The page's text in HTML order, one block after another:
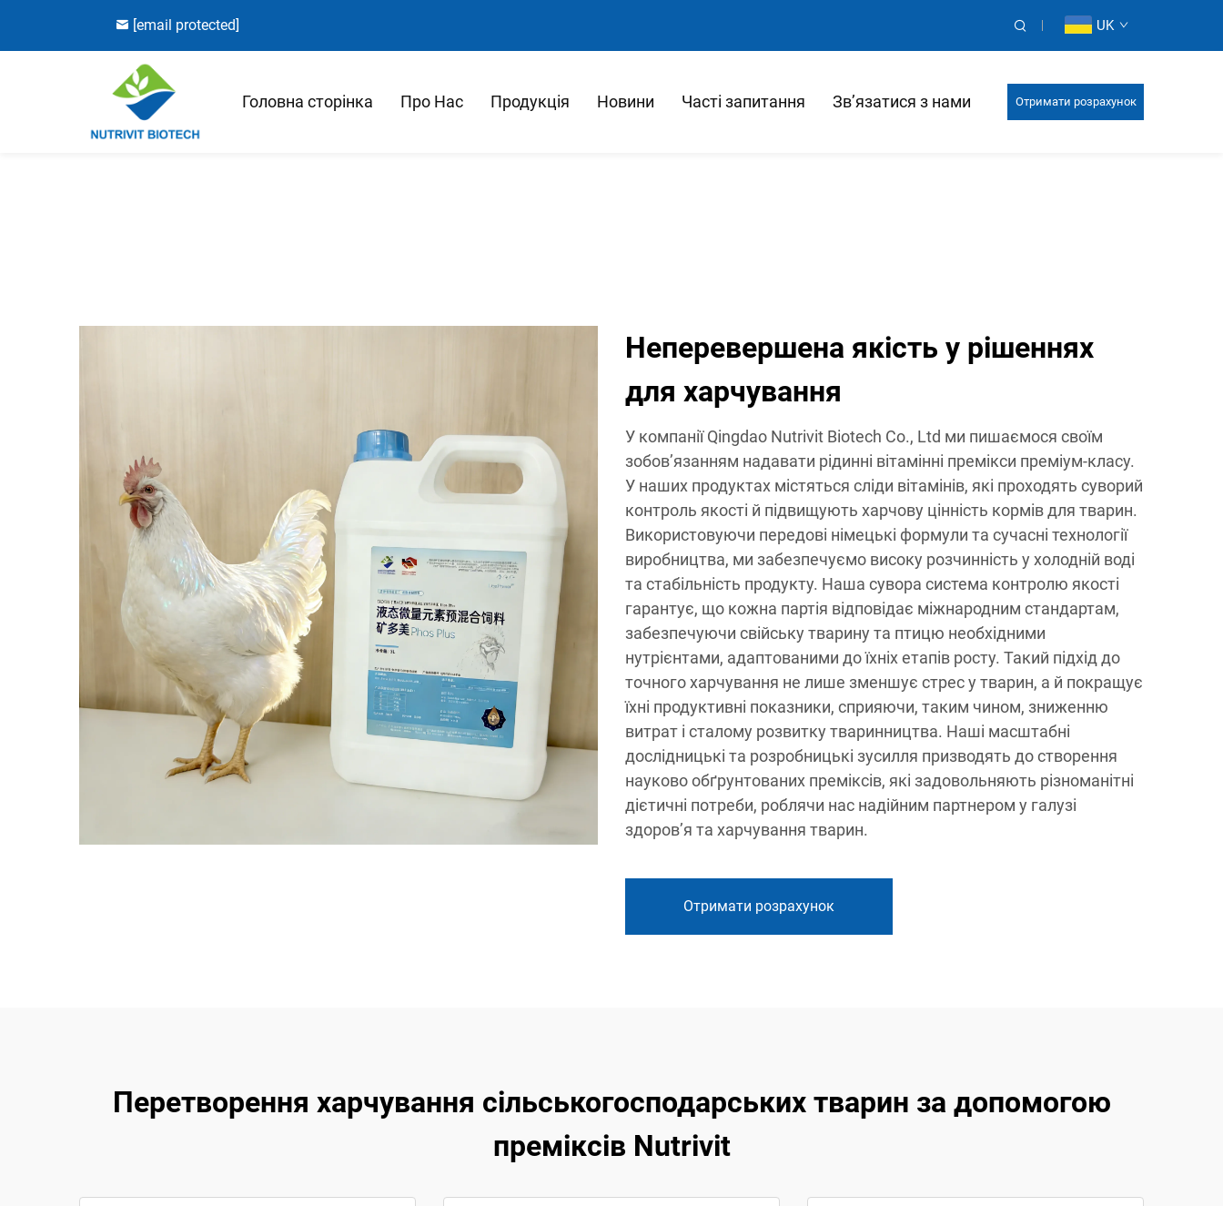
[email protected] UK
Головна сторінка Про Нас Продукція Новини Часті запитання Зв’язатися з нами Отримати розрахунок
Неперевершена якість у рішеннях
для харчування
У компанії Qingdao Nutrivit Biotech Co., Ltd ми пишаємося своїм
зобов’язанням надавати рідинні вітамінні премікси преміум-класу.
У наших продуктах містяться сліди вітамінів, які проходять суворий
контроль якості й підвищують харчову цінність кормів для тварин.
Використовуючи передові німецькі формули та сучасні технології
виробництва, ми забезпечуємо високу розчинність у холодній воді
та стабільність продукту. Наша сувора система контролю якості
гарантує, що кожна партія відповідає міжнародним стандартам,
забезпечуючи свійську тварину та птицю необхідними
нутрієнтами, адаптованими до їхніх етапів росту. Такий підхід до
точного харчування не лише зменшує стрес у тварин, а й покращує
їхні продуктивні показники, сприяючи, таким чином, зниженню
витрат і сталому розвитку тваринництва. Наші масштабні
дослідницькі та розробницькі зусилля призводять до створення
науково обґрунтованих преміксів, які задовольняють різноманітні
дієтичні потреби, роблячи нас надійним партнером у галузі
здоров’я та харчування тварин.
Отримати розрахунок
Перетворення харчування сільськогосподарських тварин за допомогою
преміксів Nutrivit